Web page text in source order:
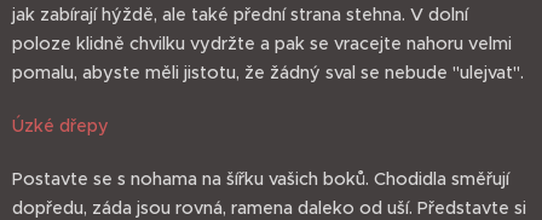
jak zabírají hýždě, ale také přední strana stehna. V dolní
poloze klidně chvilku vydržte a pak se vracejte nahoru velmi
pomalu, abyste měli jistotu, že žádný sval se nebude "ulejvat".
Úzké dřepy
Postavte se s nohama na šířku vašich boků. Chodidla směřují
dopředu, záda jsou rovná, ramena daleko od uší. Představte si